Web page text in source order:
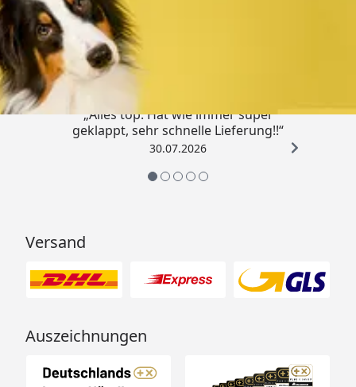
Trusted Shops
„Alles top. Hat wie immer super
geklappt, sehr schnelle Lieferung!!“
30.07.2026
Versand
Auszeichnungen